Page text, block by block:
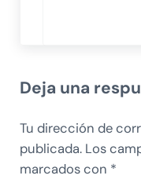
Deja una
Tu dirección de
publicada. Los
marcados con *